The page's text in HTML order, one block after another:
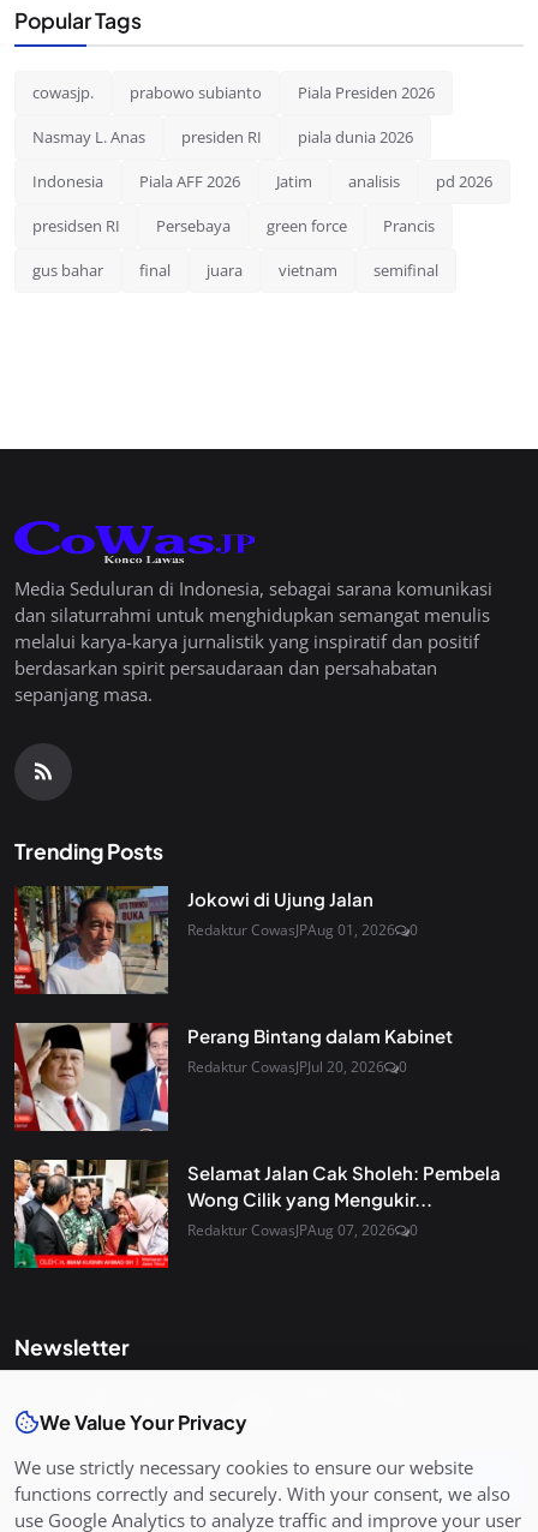
Popular Tags
cowasjp. prabowo subianto Piala Presiden 2026
Nasmay L. Anas presiden RI piala dunia 2026
Indonesia Piala AFF 2026 Jatim analisis pd 2026
presidsen RI Persebaya green force Prancis
gus bahar final juara vietnam semifinal
Media Seduluran di Indonesia, sebagai sarana komunikasi
dan silaturrahmi untuk menghidupkan semangat menulis
melalui karya-karya jurnalistik yang inspiratif dan positif
berdasarkan spirit persaudaraan dan persahabatan
sepanjang masa.
Trending Posts
Jokowi di Ujung Jalan
Redaktur CowasJPAug 01, 2026 0
Perang Bintang dalam Kabinet
Redaktur CowasJPJul 20, 2026 0
Selamat Jalan Cak Sholeh: Pembela
Wong Cilik yang Mengukir...
Redaktur CowasJPAug 07, 2026 0
Newsletter
inbox. Sign up for our newsletter.
Join
We Value Your Privacy
We use strictly necessary cookies to ensure our website
functions correctly and securely. With your consent, we also
use Google Analytics to analyze traffic and improve your user